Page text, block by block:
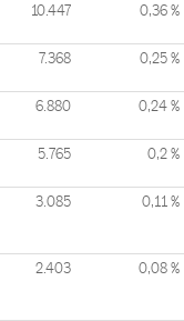
10.447 0,36 %
7.368 0,25 %
6.880 0,24 %
5.765 0,2 %
3.085 0,11 %
2.403 0,08 %